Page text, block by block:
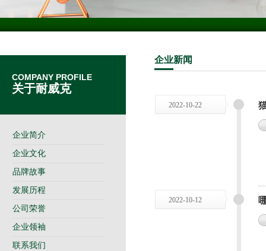
COMPANY PROFILE
关于耐威克
企业简介
企业文化
品牌故事
发展历程
公司荣誉
企业领袖
联系我们
企业新闻
2022-10-22
2022-10-12